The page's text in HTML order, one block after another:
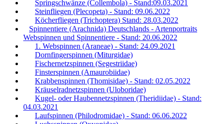
Springschwänze (Collembola) - Stand:09.03.2021
Steinfliegen (Plecopeta) - Stand: 09.06.2022
Köcherfliegen (Trichoptera) Stand: 28.03.2022
Spinnentiere (Arachnida) Deutschlands - Artenportraits
Webspinnen und Spinnentiere - Stand: 20.06.2022
1. Webspinnen (Araneae) - Stand: 24.09.2021
Dornfingerspinnen (Miturgidae)
Fischernetzspinnen (Segestriidae)
Finsterspinnen (Amaurobiidae)
Krabbenspinnen (Thomisidae) - Stand: 02.05.2022
Kräuselradnetzspinnen (Uloboridae)
Kugel- oder Haubennetzspinnen (Theridiidae) - Stand:
04.03.2021
Laufspinnen (Philodromidae) - Stand: 06.06.2022